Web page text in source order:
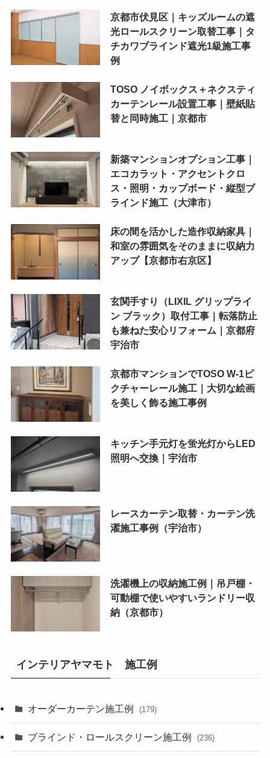
京都市伏見区｜キッズルームの遮
光ロールスクリーン取替工事｜タ
チカワブラインド遮光1級施工事
例
TOSO ノイボックス＋ネクスティ
カーテンレール設置工事｜壁紙貼
替と同時施工｜京都市
新築マンションオプション工事｜
エコカラット・アクセントクロ
ス・照明・カップボード・縦型ブ
ラインド施工（大津市）
床の間を活かした造作収納家具｜
和室の雰囲気をそのままに収納力
アップ【京都市右京区】
玄関手すり（LIXIL グリップライ
ン ブラック）取付工事｜転落防止
も兼ねた安心リフォーム｜京都府
宇治市
京都市マンションでTOSO W-1ピ
クチャーレール施工｜大切な絵画
を美しく飾る施工事例
キッチン手元灯を蛍光灯からLED
照明へ交換｜宇治市
レースカーテン取替・カーテン洗
濯施工事例（宇治市）
洗濯機上の収納施工例｜吊戸棚・
可動棚で使いやすいランドリー収
納（京都市）
インテリアヤマモト 施工例
オーダーカーテン施工例 (179)
ブラインド・ロールスクリーン施工例 (236)